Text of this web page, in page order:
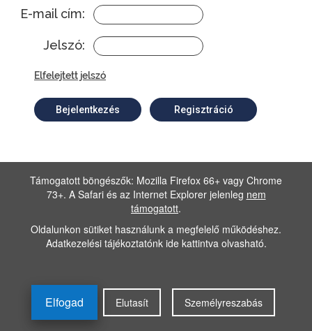
Támogatott böngészők: Mozilla Firefox 66+ vagy Chrome
73+. A Safari és az Internet Explorer jelenleg nem
támogatott.
Oldalunkon sütiket használunk a megfelelő működéshez.
Adatkezelési tájékoztatónk ide kattintva olvasható.
Elfogad Elutasít Személyreszabás
E-mail cím:
Jelszó:
Elfelejtett jelszó
Bejelentkezés Regisztráció